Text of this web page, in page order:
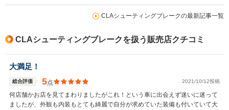
CLAシューティングブレークの最新記事一覧
CLAシューティングブレークを扱う販売店クチコミ
大満足！
総合評価 5点 2021/10/12投稿
何店舗かお店を見てまわりましたがこれ！という車に出会えず迷いに迷って
ましたが、外観も内装もとても綺麗で自分が求めていた装備も付いていて大